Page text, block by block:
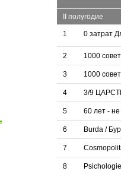
II полугодие
1 0 затрат
2 1000
3 1000
4 3/9
5 60 лет - не
6 Burda /
7
8